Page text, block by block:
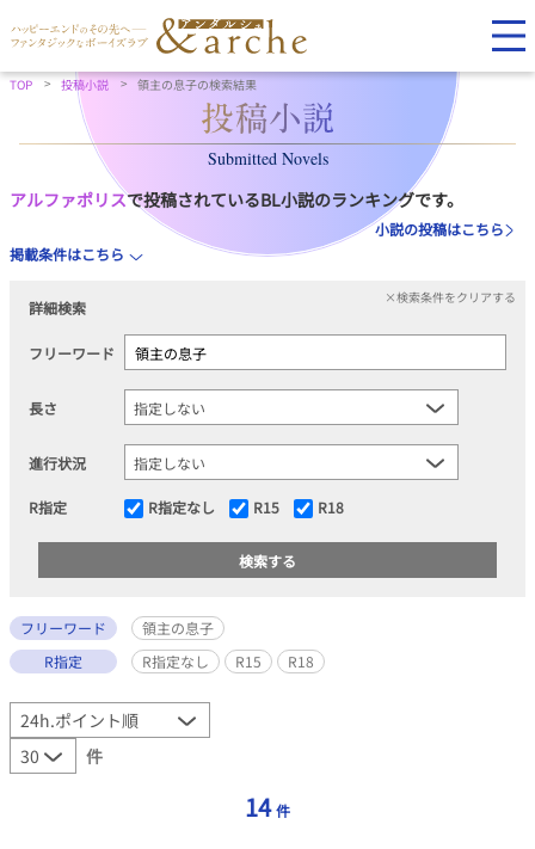
TOP 投稿小説 領主の息子の検索結果
Submitted Novels
アルファポリスで投稿されているBL小説のランキングです。
小説の投稿はこちら
掲載条件はこちら
詳細検索
×検索条件をクリアする
フリーワード
長さ
進行状況
R指定 R指定なし R15 R18
フリーワード
領主の息子
R指定
R指定なし R15 R18
件
14 件